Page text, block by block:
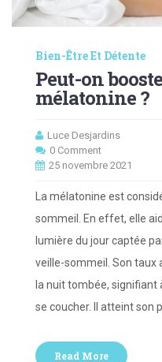
Bien-Être Et Détente
Peut-on
mélatonine ?
Luce Desjardins
0 Comment
25 novembre 2021
La mélatonine est
sommeil. En effet, elle
lumière du jour captée
veille-sommeil. Son
la nuit tombée, signifiant
se coucher. Il atteint son
Read More